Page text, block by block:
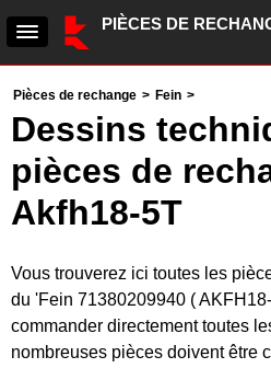
PIÈCES DE
Pièces de rechange > Fein >
Dessins
pièces de
Akfh18-5T
Vous trouverez ici toutes les
du 'Fein 71380209940 (
commander directement toutes
nombreuses pièces doivent être